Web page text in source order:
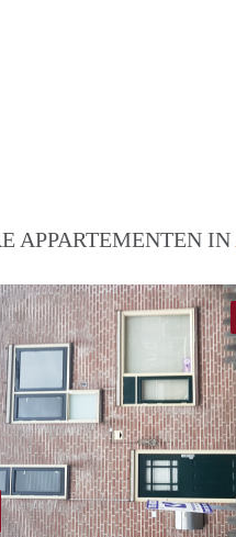
APPARTEMENTEN IN